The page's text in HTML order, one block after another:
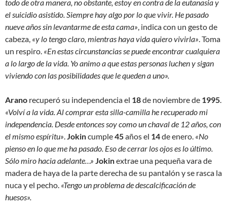
todo de otra manera, no obstante, estoy en contra de la eutanasia y
el suicidio asistido. Siempre hay algo por lo que vivir. He pasado
nueve años sin levantarme de esta cama», indica con un gesto de
cabeza, «y lo tengo claro, mientras haya vida quiero vivirla». Toma
un respiro. «En estas circunstancias se puede encontrar cualquiera
a lo largo de la vida. Yo animo a que estas personas luchen y sigan
viviendo con las posibilidades que le queden a uno».
Arano recuperó su independencia el 18de noviembre de 1995.
«Volví a la vida. Al comprar esta silla-camilla he recuperado mi
independencia. Desde entonces soy como un chaval de 12 años, con
el mismo espíritu».Jokincumple45años el 14de enero. «No
pienso en lo que me ha pasado. Eso de cerrar los ojos es lo último.
Sólo miro hacia adelante…» Jokinextrae una pequeña vara de
madera de haya de la parte derecha de su pantalón y se rasca la
nuca y el pecho. «Tengo un problema de descalcificación de
huesos».